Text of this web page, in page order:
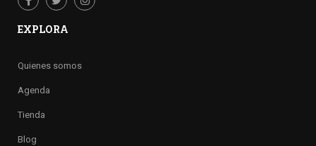
EXPLORA
Quienes somos
Agenda
Tienda
Blog